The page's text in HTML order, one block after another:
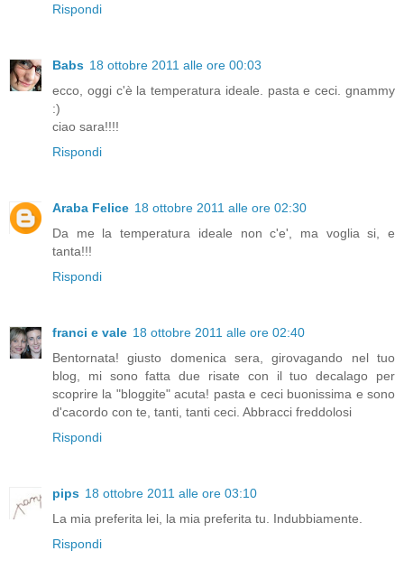
Rispondi
Babs 18 ottobre 2011 alle ore 00:03
ecco, oggi c'è la temperatura ideale. pasta e ceci. gnammy
:)
ciao sara!!!!
Rispondi
Araba Felice 18 ottobre 2011 alle ore 02:30
Da me la temperatura ideale non c'e', ma voglia si, e
tanta!!!
Rispondi
franci e vale 18 ottobre 2011 alle ore 02:40
Bentornata! giusto domenica sera, girovagando nel tuo
blog, mi sono fatta due risate con il tuo decalago per
scoprire la "bloggite" acuta! pasta e ceci buonissima e sono
d'cacordo con te, tanti, tanti ceci. Abbracci freddolosi
Rispondi
pips 18 ottobre 2011 alle ore 03:10
La mia preferita lei, la mia preferita tu. Indubbiamente.
Rispondi